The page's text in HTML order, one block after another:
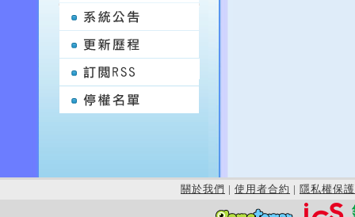
關於我們 | 使用者合約 | 隱私權保護